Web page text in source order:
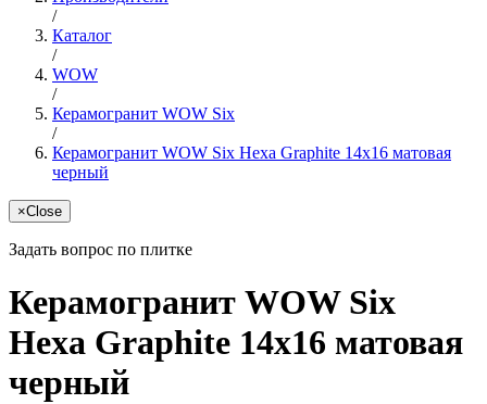
/
Каталог
/
WOW
/
Керамогранит WOW Six
/
Керамогранит WOW Six Hexa Graphite 14x16 матовая
черный
×Close
Задать вопрос по плитке
Керамогранит WOW Six
Hexa Graphite 14x16 матовая
черный